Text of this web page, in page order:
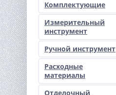
Комплектующие
Измерительный
инструмент
Ручной инструмент
Расходные
материалы
Отделочный